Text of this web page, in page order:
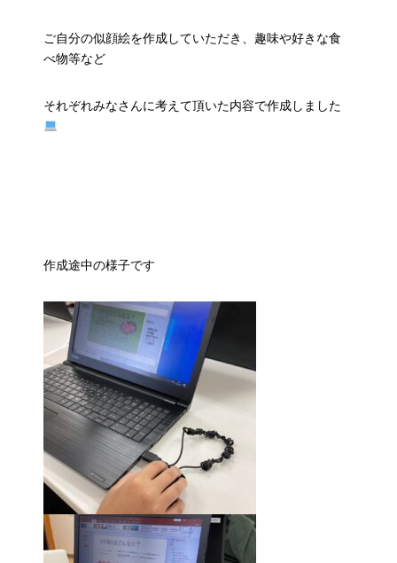
ご自分の似顔絵を作成していただき、趣味や好きな食
べ物等など
それぞれみなさんに考えて頂いた内容で作成しました
作成途中の様子です